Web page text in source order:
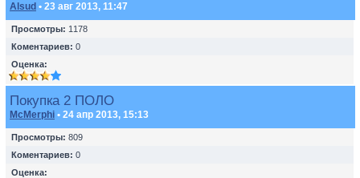
Alsud • 23 авг 2013, 11:47
Просмотры: 1178
Коментариев: 0
Оценка:
Покупка 2 ПОЛО
McMerphi • 24 апр 2013, 15:13
Просмотры: 809
Коментариев: 0
Оценка: